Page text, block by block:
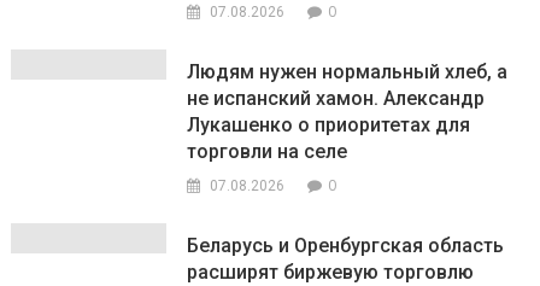
07.08.2026 0
Людям нужен нормальный хлеб, а
не испанский хамон. Александр
Лукашенко о приоритетах для
торговли на селе
07.08.2026 0
Беларусь и Оренбургская область
расширят биржевую торговлю